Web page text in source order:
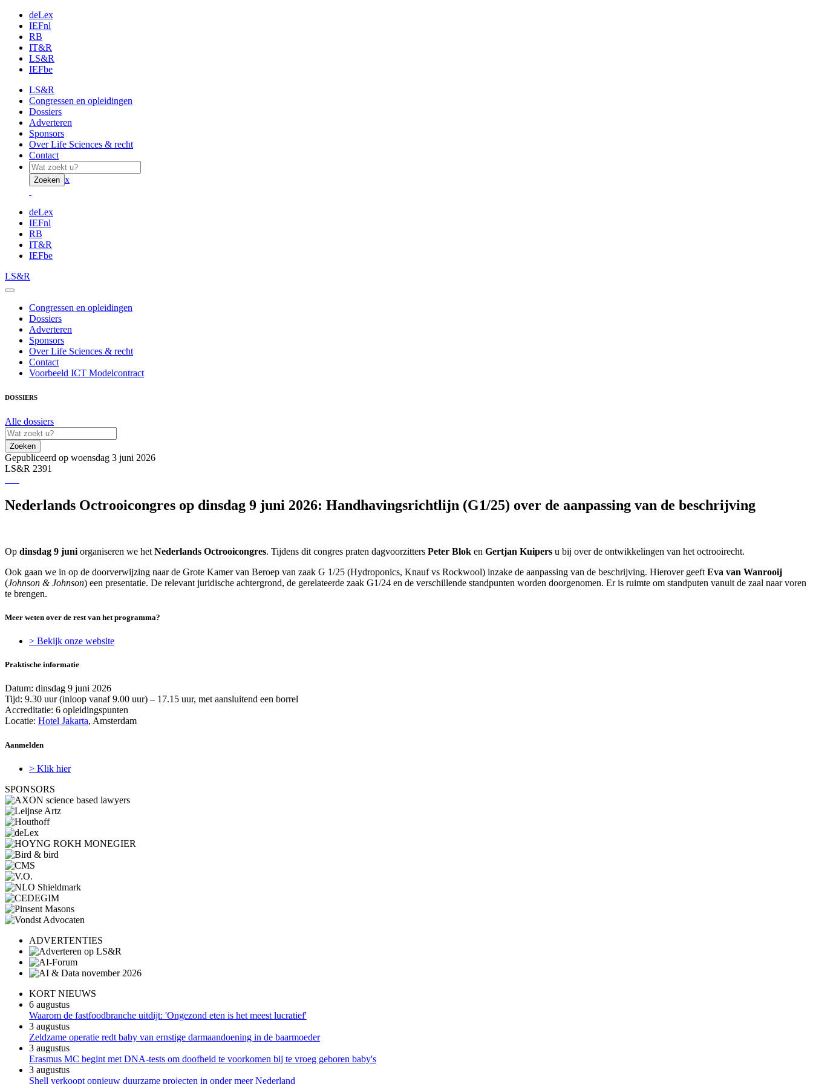
deLex
IEFnl
RB
IT&R
LS&R
IEFbe
LS&R
Congressen en opleidingen
Dossiers
Adverteren
Sponsors
Over Life Sciences & recht
Contact
Zoeken x
deLex
IEFnl
RB
IT&R
IEFbe
LS&R
Congressen en opleidingen
Dossiers
Adverteren
Sponsors
Over Life Sciences & recht
Contact
Voorbeeld ICT Modelcontract
DOSSIERS
Alle dossiers
Zoeken
Gepubliceerd op woensdag 3 juni 2026
LS&R 2391
Nederlands Octrooicongres op dinsdag 9 juni 2026: Handhavingsrichtlijn (G1/25) over de aanpassing van de beschrijving
Op dinsdag 9 juni organiseren we het Nederlands Octrooicongres. Tijdens dit congres praten dagvoorzitters Peter Blok en Gertjan Kuipers u bij over de ontwikkelingen van het octrooirecht.
Ook gaan we in op de doorverwijzing naar de Grote Kamer van Beroep van zaak G 1/25 (Hydroponics, Knauf vs Rockwool) inzake de aanpassing van de beschrijving. Hierover geeft Eva van Wanrooij
(Johnson & Johnson) een presentatie. De relevant juridische achtergrond, de gerelateerde zaak G1/24 en de verschillende standpunten worden doorgenomen. Er is ruimte om standputen vanuit de zaal naar voren
te brengen.
Meer weten over de rest van het programma?
> Bekijk onze website
Praktische informatie
Datum: dinsdag 9 juni 2026
Tijd: 9.30 uur (inloop vanaf 9.00 uur) – 17.15 uur, met aansluitend een borrel
Accreditatie: 6 opleidingspunten
Locatie: Hotel Jakarta, Amsterdam
Aanmelden
> Klik hier
SPONSORS
ADVERTENTIES
KORT NIEUWS
6 augustus
Waarom de fastfoodbranche uitdijt: 'Ongezond eten is het meest lucratief'
3 augustus
Zeldzame operatie redt baby van ernstige darmaandoening in de baarmoeder
3 augustus
Erasmus MC begint met DNA-tests om doofheid te voorkomen bij te vroeg geboren baby's
3 augustus
Shell verkoopt opnieuw duurzame projecten in onder meer Nederland